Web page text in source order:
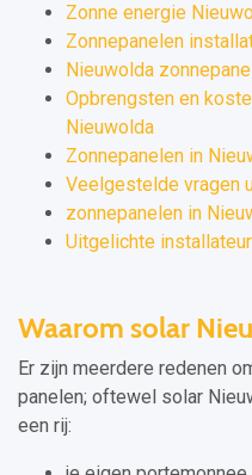
Zonne energie
Zonnepanelen
Nieuwolda
Opbrengsten en
Nieuwolda
Zonnepanelen in
Veelgestelde vragen
zonnepanelen in
Uitgelichte
Waarom solar
Er zijn meerdere redenen
panelen; oftewel solar
een rij: